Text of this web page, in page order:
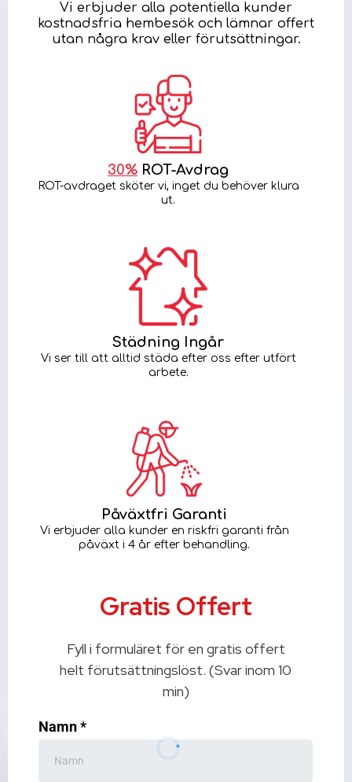
Vi erbjuder alla potentiella kunder
kostnadsfria hembesök och lämnar offert
utan några krav eller förutsättningar.
30% ROT-Avdrag
ROT-avdraget sköter vi, inget du behöver klura
ut.
Städning Ingår
Vi ser till att alltid städa efter oss efter utfört
arbete.
Påväxtfri Garanti
Vi erbjuder alla kunder en riskfri garanti från
påväxt i 4 år efter behandling.
Gratis Offert
Fyll i formuläret för en gratis offert
helt förutsättningslöst. (Svar inom 10
min)
Namn*